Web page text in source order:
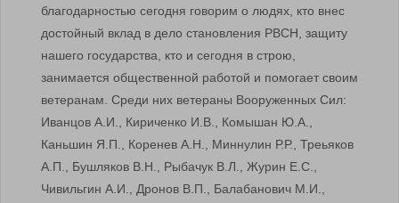
благодарностью сегодня говорим о людях, кто внес
достойный вклад в дело становления РВСН, защиту
нашего государства, кто и сегодня в строю,
занимается общественной работой и помогает своим
ветеранам. Среди них ветераны Вооруженных Сил:
Иванцов А.И., Кириченко И.В., Комышан Ю.А.,
Каньшин Я.П., Коренев А.Н., Миннулин Р.Р., Треьяков
А.П., Бушляков В.Н., Рыбачук В.Л., Журин Е.С.,
Чивильгин А.И., Дронов В.П., Балабанович М.И.,